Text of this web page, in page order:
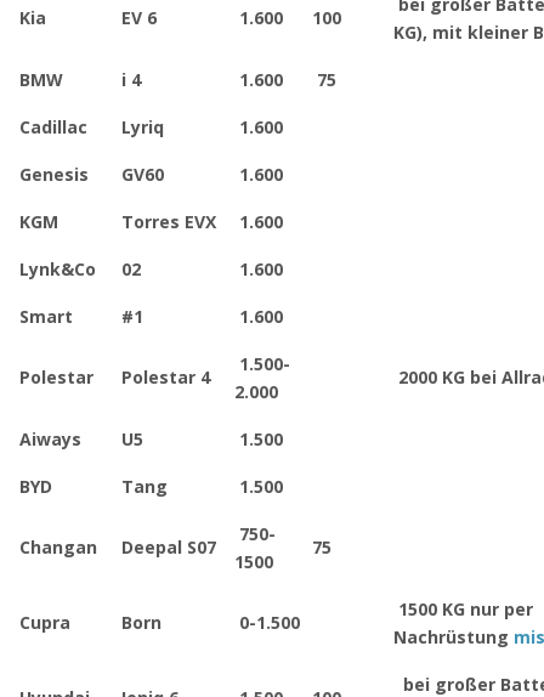
Kia EV 6 1.600 100
bei großer
KG), mit kleiner
BMW i 4 1.600 75
Cadillac Lyriq 1.600
Genesis GV60 1.600
KGM Torres EVX 1.600
Lynk&Co 02 1.600
Smart #1 1.600
Polestar Polestar 4
1.500-
2.000
2000 KG bei
Aiways U5 1.500
BYD Tang 1.500
Changan Deepal S07
750-
1500
75
Cupra Born 0-1.500
1500 KG nur per
Nachrüstung
bei großer